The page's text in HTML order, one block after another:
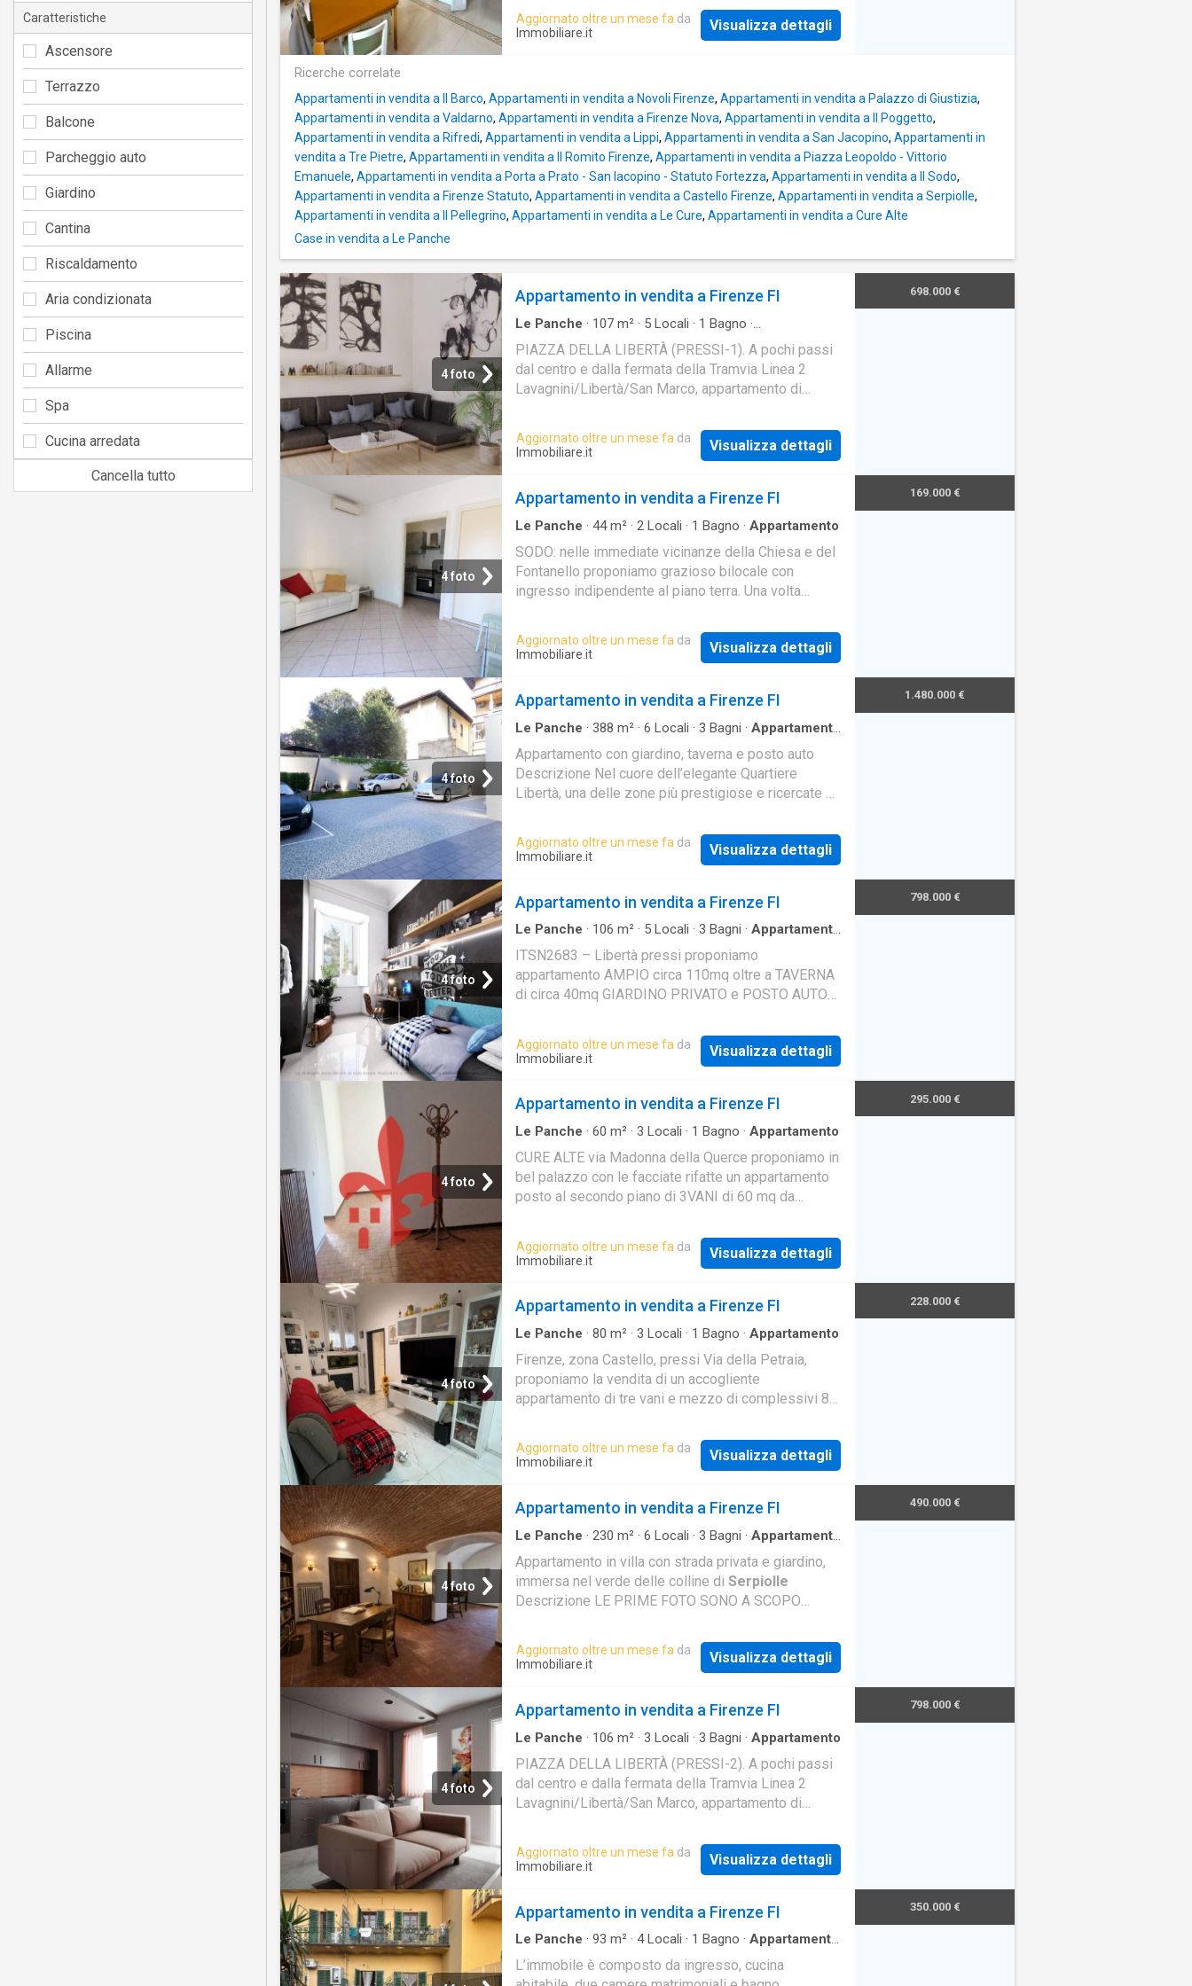
Aggiornato oltre un mese fa da
Immobiliare.it
Visualizza dettagli
Ricerche correlate
Appartamenti in vendita a Il Barco, Appartamenti in vendita a Novoli Firenze, Appartamenti in vendita a Palazzo di Giustizia,
Appartamenti in vendita a Valdarno, Appartamenti in vendita a Firenze Nova, Appartamenti in vendita a Il Poggetto,
Appartamenti in vendita a Rifredi, Appartamenti in vendita a Lippi, Appartamenti in vendita a San Jacopino, Appartamenti in
vendita a Tre Pietre, Appartamenti in vendita a Il Romito Firenze, Appartamenti in vendita a Piazza Leopoldo - Vittorio
Emanuele, Appartamenti in vendita a Porta a Prato - San Iacopino - Statuto Fortezza, Appartamenti in vendita a Il Sodo,
Appartamenti in vendita a Firenze Statuto, Appartamenti in vendita a Castello Firenze, Appartamenti in vendita a Serpiolle,
Appartamenti in vendita a Il Pellegrino, Appartamenti in vendita a Le Cure, Appartamenti in vendita a Cure Alte
Case in vendita a Le Panche
4 foto
Appartamento in vendita a Firenze FI
Le Panche · 107 m² · 5 Locali · 1 Bagno ·
PIAZZA DELLA LIBERTÀ (PRESSI-1). A pochi passi
dal centro e dalla fermata della Tramvia Linea 2
Lavagnini/Libertà/San Marco, appartamento di
Aggiornato oltre un mese fa da
Immobiliare.it
Visualizza dettagli
698.000 €
4 foto
Appartamento in vendita a Firenze FI
Le Panche · 44m² · 2 Locali · 1 Bagno · Appartamento
SODO: nelle immediate vicinanze della Chiesa e del
Fontanello proponiamo grazioso bilocale con
ingresso indipendente al piano terra. Una volta
Aggiornato oltre un mese fa da
Immobiliare.it
Visualizza dettagli
169.000 €
4 foto
Appartamento in vendita a Firenze FI
Le Panche · 388 m² · 6 Locali · 3 Bagni · Appartamento
Appartamento con giardino, taverna e posto auto
Descrizione Nel cuore dell’elegante Quartiere
Libertà, una delle zone più prestigiose e ricercate di
Aggiornato oltre un mese fa da
Immobiliare.it
Visualizza dettagli
1.480.000 €
4 foto
Appartamento in vendita a Firenze FI
Le Panche · 106 m² · 5 Locali · 3 Bagni · Appartamento
ITSN2683 – Libertà pressi proponiamo
appartamento AMPIO circa 110mq oltre a TAVERNA
di circa 40mq GIARDINO PRIVATO e POSTO AUTO
PALAZZINA dei primi del ‘900 al mo
Aggiornato oltre un mese fa da
Immobiliare.it
Visualizza dettagli
798.000 €
4 foto
Appartamento in vendita a Firenze FI
Le Panche · 60 m² · 3 Locali · 1 Bagno · Appartamento
CURE ALTE via Madonna della Querce proponiamo in
bel palazzo con le facciate rifatte un appartamento
posto al secondo piano di 3VANI di 60 mq da
Aggiornato oltre un mese fa da
Immobiliare.it
Visualizza dettagli
295.000 €
4 foto
Appartamento in vendita a Firenze FI
Le Panche · 80 m² · 3 Locali · 1 Bagno · Appartamento
Firenze, zona Castello, pressi Via della Petraia,
proponiamo la vendita di un accogliente
appartamento di tre vani e mezzo di complessivi 80
Aggiornato oltre un mese fa da
Immobiliare.it
Visualizza dettagli
228.000 €
4 foto
Appartamento in vendita a Firenze FI
Le Panche · 230 m² · 6 Locali · 3 Bagni · Appartamento
Appartamento in villa con strada privata e giardino,
immersa nel verde delle colline di Serpiolle
Descrizione LE PRIME FOTO SONO A SCOPO
Aggiornato oltre un mese fa da
Immobiliare.it
Visualizza dettagli
490.000 €
4 foto
Appartamento in vendita a Firenze FI
Le Panche · 106 m² · 3 Locali · 3 Bagni · Appartamento
PIAZZA DELLA LIBERTÀ (PRESSI-2). A pochi passi
dal centro e dalla fermata della Tramvia Linea 2
Lavagnini/Libertà/San Marco, appartamento di
Aggiornato oltre un mese fa da
Immobiliare.it
Visualizza dettagli
798.000 €
Appartamento in vendita a Firenze FI
Le Panche · 93 m² · 4Locali · 1 Bagno · Appartamento
L’immobile è composto da ingresso, cucina
350.000 €
Caratteristiche
Ascensore
Terrazzo
Balcone
Parcheggio auto
Giardino
Cantina
Riscaldamento
Aria condizionata
Piscina
Allarme
Spa
Cucina arredata
Cancella tutto